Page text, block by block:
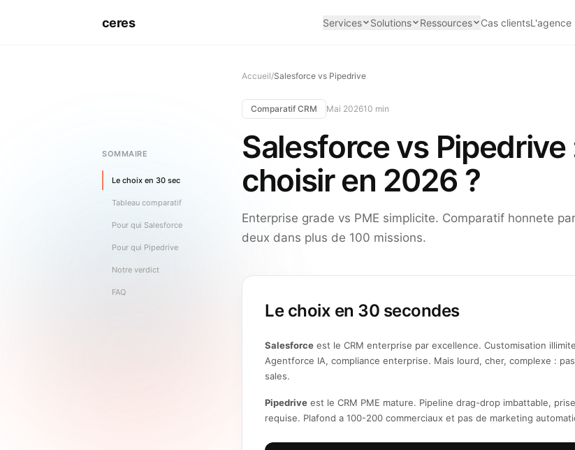
ceres Services Solutions Ressources Cas clientsL'agence
SOMMAIRE
Le choix en 30 sec
Tableau comparatif
Pour qui Salesforce
Pour qui Pipedrive
Notre verdict
FAQ
Accueil/Salesforce vs Pipedrive
Comparatif CRM Mai 202610 min
Salesforce vs Pipedrive
choisir en 2026 ?
Enterprise grade vs PME simplicite. Comparatif honnete
deux dans plus de 100 missions.
Le choix en 30 secondes
Salesforce est le CRM enterprise par excellence. Customisation
Agentforce IA, compliance enterprise. Mais lourd, cher, complexe :
sales.
Pipedrive est le CRM PME mature. Pipeline drag-drop imbattable,
requise. Plafond a 100-200 commerciaux et pas de marketing